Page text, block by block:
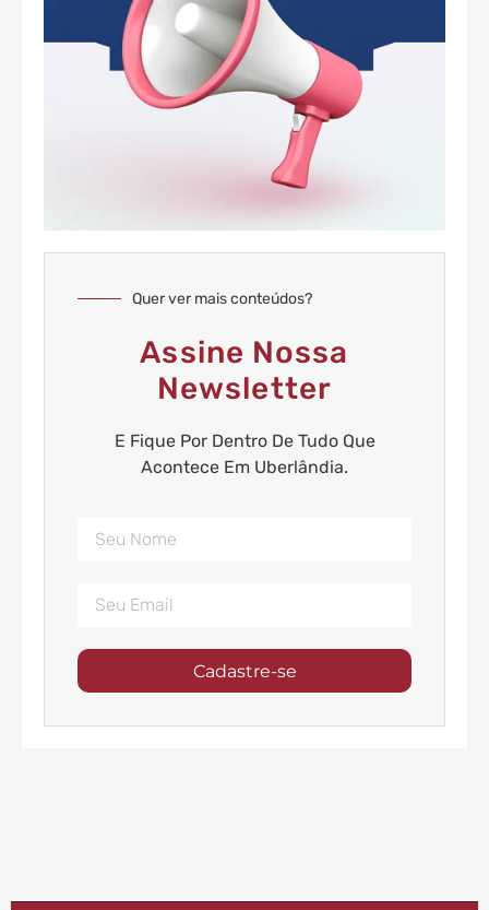
Quer ver mais conteúdos?
Assine Nossa
Newsletter
E Fique Por Dentro De Tudo Que
Acontece Em Uberlândia.
Cadastre-se